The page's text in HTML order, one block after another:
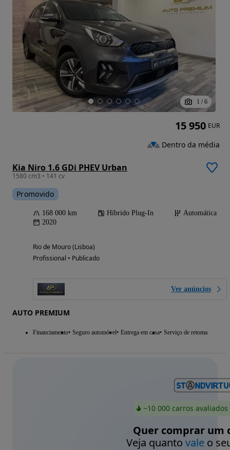
1 / 6
Kia Niro 1.6 GDi PHEV Urban
1580 cm3 • 141 cv
Promovido
168 000 km Híbrido Plug-In
Automática
2020
Rio de Mouro (Lisboa)
Profissional • Publicado
Ver anúncios
AUTO PREMIUM
Financiamento Seguro automóvel Entrega em casa Serviço de retoma
15 950 EUR
Dentro da média
~10 000 carros
Quer comprar um
Veja quanto valeo